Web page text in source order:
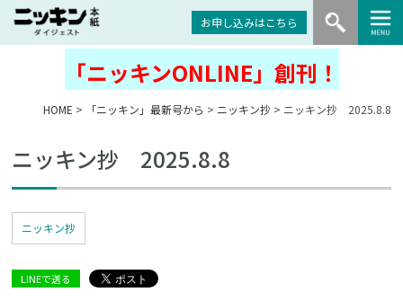
お申し込みはこちら
「ニッキンONLINE」創刊！
HOME > 「ニッキン」最新号から > ニッキン抄 > ニッキン抄 2025.8.8
ニッキン抄 2025.8.8
ニッキン抄
LINEで送る